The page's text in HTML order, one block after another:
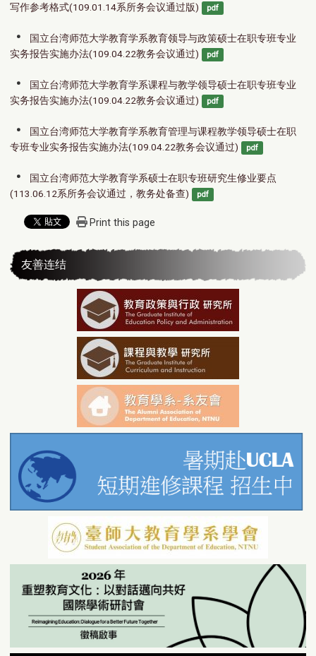
写作参考格式(109.01.14系所务会议通过版)
pdf
国立台湾师范大学教育学系教育领导与政策硕士在职专班专业
实务报告实施办法(109.04.22教务会议通过)
pdf
国立台湾师范大学教育学系课程与教学领导硕士在职专班专业
实务报告实施办法(109.04.22教务会议通过)
pdf
国立台湾师范大学教育学系教育管理与课程教学领导硕士在职
专班专业实务报告实施办法(109.04.22教务会议通过)
pdf
国立台湾师范大学教育学系硕士在职专班研究生修业要点
(113.06.12系所务会议通过，教务处备查)
pdf
Print this page
友善连结